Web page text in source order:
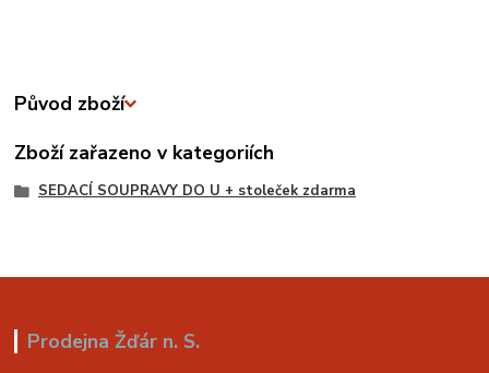
Původ zboží
Zboží zařazeno v kategoriích
SEDACÍ SOUPRAVY DO U + stoleček zdarma
Prodejna Žďár n. S.